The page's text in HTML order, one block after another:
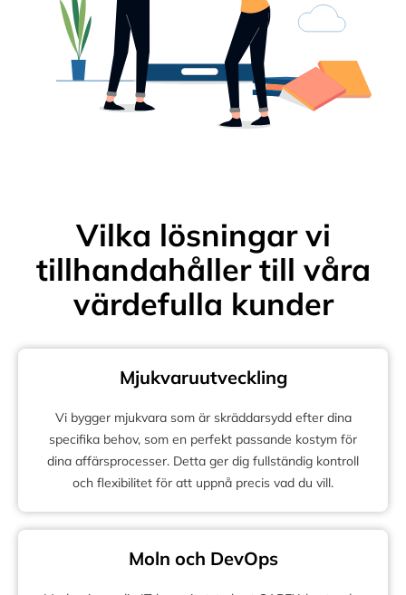
Vilka lösningar vi
tillhandahåller till våra
värdefulla kunder
Mjukvaruutveckling
Vi bygger mjukvara som är skräddarsydd efter dina
specifika behov, som en perfekt passande kostym för
dina affärsprocesser. Detta ger dig fullständig kontroll
och flexibilitet för att uppnå precis vad du vill.
Moln och DevOps